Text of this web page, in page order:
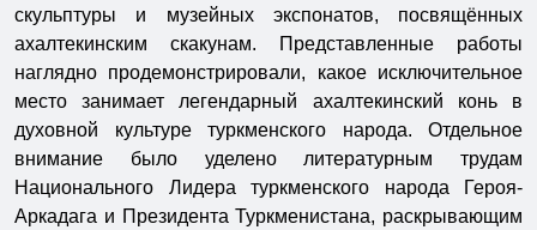
скульптуры и музейных экспонатов, посвящённых
ахалтекинским скакунам. Представленные работы
наглядно продемонстрировали, какое исключительное
место занимает легендарный ахалтекинский конь в
духовной культуре туркменского народа. Отдельное
внимание было уделено литературным трудам
Национального Лидера туркменского народа Героя-
Аркадага и Президента Туркменистана, раскрывающим